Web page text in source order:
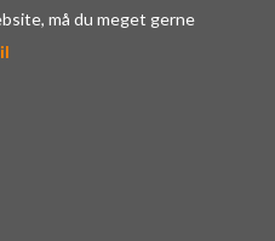
må du meget gerne